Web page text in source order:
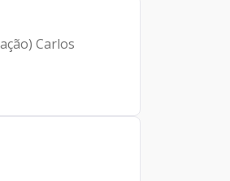
Carlos